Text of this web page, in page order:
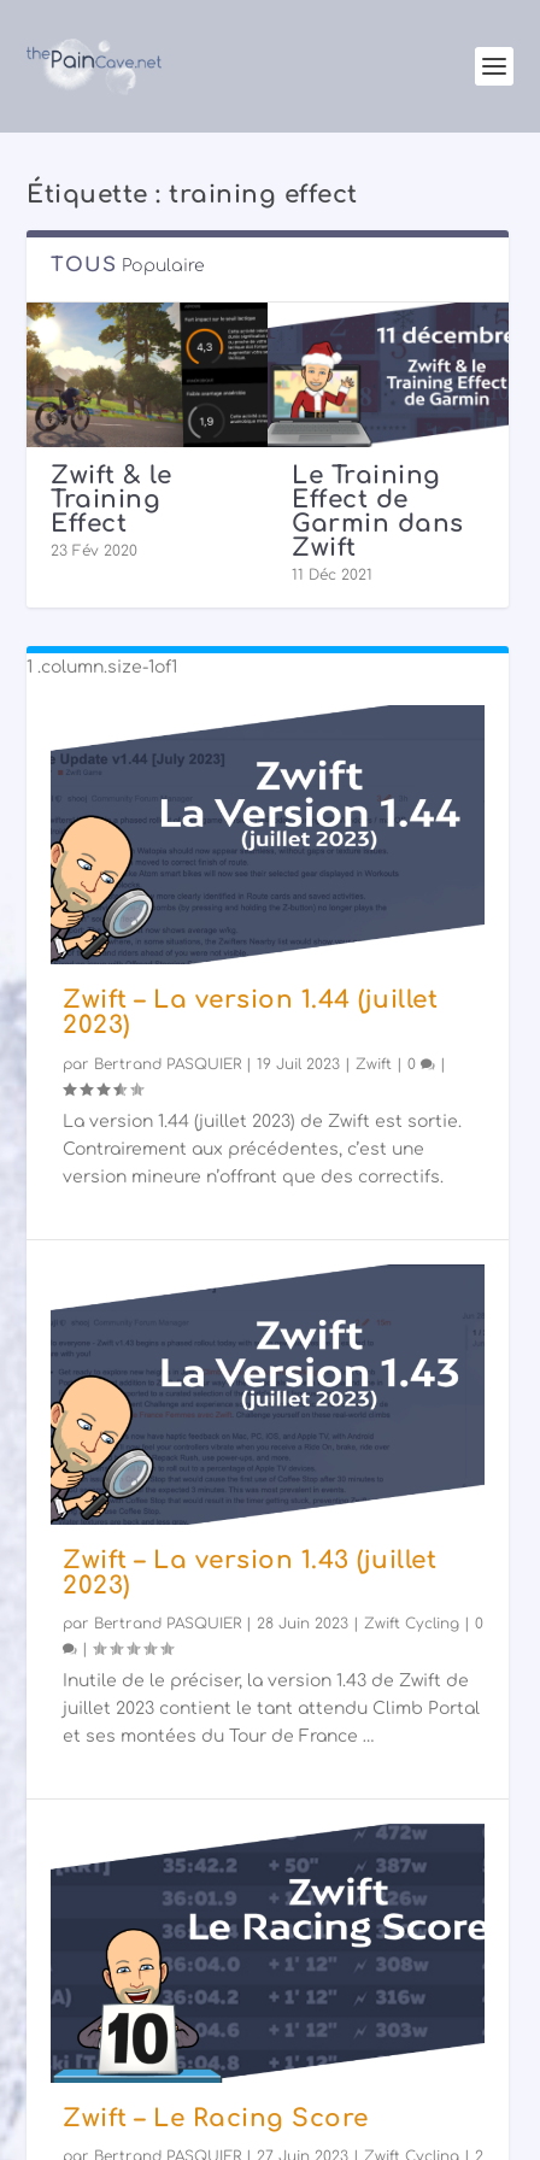
Étiquette :training effect
TOUS Populaire
Zwift & le
Training
Effect
23 Fév 2020
Le Training
Effect de
Garmin dans
Zwift
11 Déc 2021
Zwift – La version 1.44 (juillet
2023)
par Bertrand PASQUIER |19 Juil 2023 |Zwift |0
La version 1.44 (juillet 2023) de Zwift est sortie.
Contrairement aux précédentes, c’est une
version mineure n’offrant que des correctifs.
Zwift – La version 1.43 (juillet
2023)
par Bertrand PASQUIER | 28 Juin 2023 | Zwift Cycling |0
|
Inutile de le préciser, la version 1.43 de Zwift de
juillet 2023 contient le tant attendu Climb Portal
et ses montées du Tour de France …
Zwift – Le Racing Score
par Bertrand PASQUIER 27 Juin 2023 Zwift Cycling 2